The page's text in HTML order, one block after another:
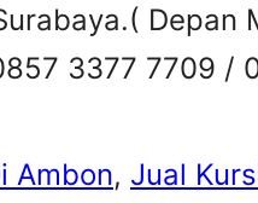
3377 7709 /
Ambon, Jual